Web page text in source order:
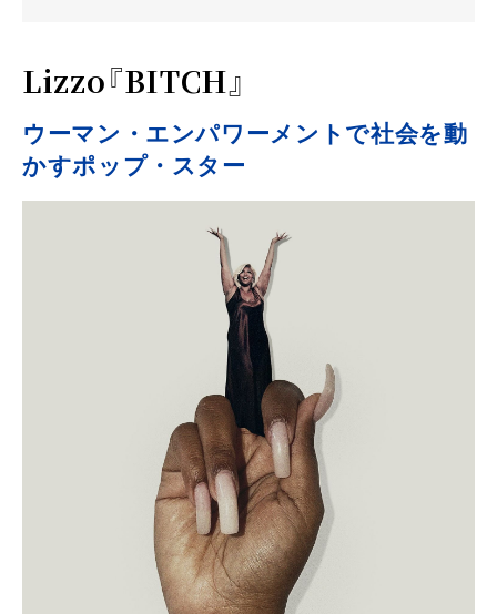
Lizzo『BITCH』
ウーマン・エンパワーメントで社会を動
かすポップ・スター